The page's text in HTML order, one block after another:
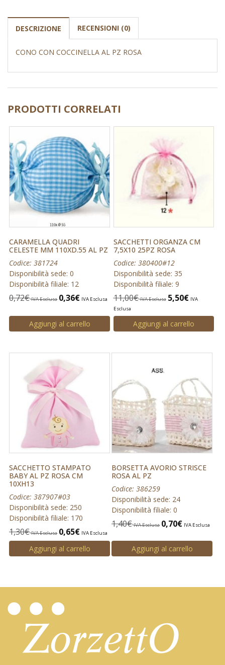
DESCRIZIONE RECENSIONI (0)
CONO CON COCCINELLA AL PZ ROSA
PRODOTTI CORRELATI
CARAMELLA QUADRI
CELESTE MM 110XD.55 AL PZ
Codice: 381724
Disponibilità sede: 0
Disponibilità filiale: 12
0,72€ IVA Esclusa 0,36€ IVA Esclusa
Aggiungi al carrello
SACCHETTI ORGANZA CM
7,5X10 25PZ ROSA
Codice: 380400#12
Disponibilità sede: 35
Disponibilità filiale: 9
11,00€ IVA Esclusa 5,50€ IVA
Esclusa
Aggiungi al carrello
SACCHETTO STAMPATO
BABY AL PZ ROSA CM
10XH13
Codice: 387907#03
Disponibilità sede: 250
Disponibilità filiale: 170
1,30€ IVA Esclusa 0,65€ IVA Esclusa
Aggiungi al carrello
BORSETTA AVORIO STRISCE
ROSA AL PZ
Codice: 386259
Disponibilità sede: 24
Disponibilità filiale: 0
1,40€ IVA Esclusa 0,70€ IVA Esclusa
Aggiungi al carrello